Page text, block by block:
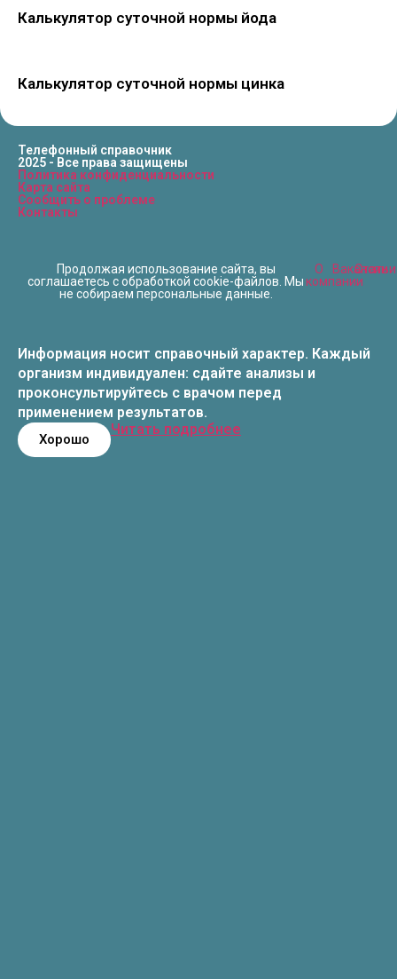
Калькулятор суточной нормы йода
Калькулятор суточной нормы цинка
Телефонный справочник
2025 - Все права защищены
Политика конфиденциальности
Карта сайта
Сообщить о проблеме
Контакты
Продолжая использование сайта, вы
соглашаетесь с обработкой cookie-файлов. Мы
не собираем персональные данные.
О
компании
Вакансии
Статьи
Информация носит справочный характер. Каждый
организм индивидуален: сдайте анализы и
проконсультируйтесь с врачом перед
применением результатов.
Хорошо
Читать подробнее